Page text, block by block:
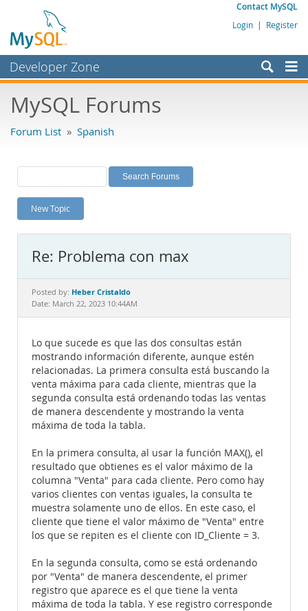
Contact MySQL
Login | Register
Developer Zone
Bugs
Labs
Planet MySQL
News and Events
MySQL.com
Downloads
MySQL Forums
Forum List » Spanish
New Topic
Re: Problema con max
Posted by: Heber Cristaldo
Date: March 22, 2023 10:44AM
Lo que sucede es que las dos consultas están
mostrando información diferente, aunque estén
relacionadas. La primera consulta está buscando la
venta máxima para cada cliente, mientras que la
segunda consulta está ordenando todas las ventas
de manera descendente y mostrando la venta
máxima de toda la tabla.
En la primera consulta, al usar la función MAX(), el
resultado que obtienes es el valor máximo de la
columna "Venta" para cada cliente. Pero como hay
varios clientes con ventas iguales, la consulta te
muestra solamente uno de ellos. En este caso, el
cliente que tiene el valor máximo de "Venta" entre
los que se repiten es el cliente con ID_Cliente = 3.
En la segunda consulta, como se está ordenando
por "Venta" de manera descendente, el primer
registro que aparece es el que tiene la venta
máxima de toda la tabla. Y ese registro corresponde